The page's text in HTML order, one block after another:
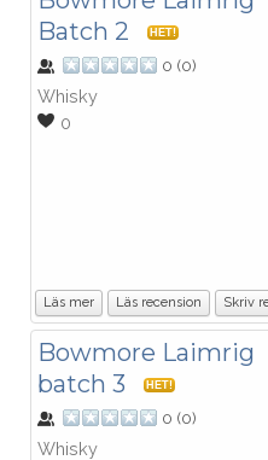
Batch 2
HET!
0 (0)
Whisky
0
Läs mer Läs recension Skriv
Bowmore Laimrig
batch 3
HET!
0 (0)
Whisky